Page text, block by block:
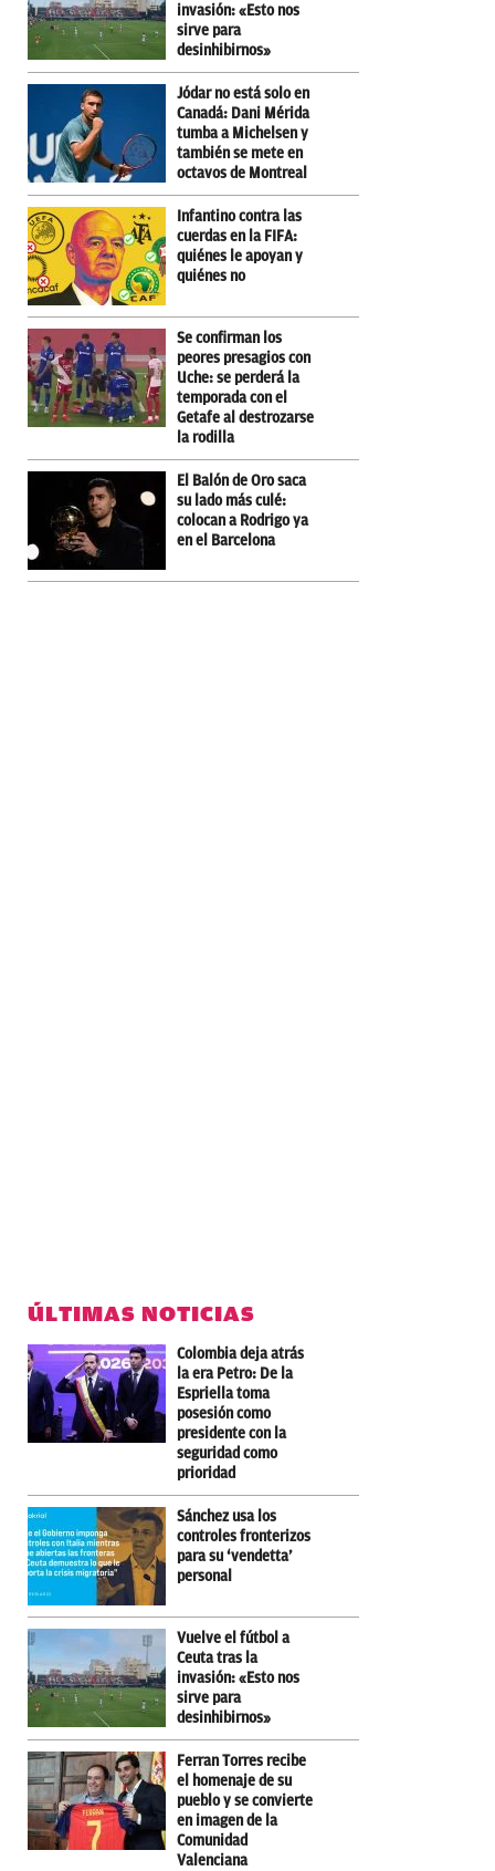
invasión: «Esto nos
sirve para
desinhibirnos»
Jódar no está solo en
Canadá: Dani Mérida
tumba a Michelsen y
también se mete en
octavos de Montreal
Infantino contra las
cuerdas en la FIFA:
quiénes le apoyan y
quiénes no
Se confirman los
peores presagios con
Uche: se perderá la
temporada con el
Getafe al destrozarse
la rodilla
El Balón de Oro saca
su lado más culé:
colocan a Rodrigo ya
en el Barcelona
ÚLTIMAS NOTICIAS
Colombia deja atrás
la era Petro: De la
Espriella toma
posesión como
presidente con la
seguridad como
prioridad
Sánchez usa los
controles fronterizos
para su ‘vendetta’
personal
Vuelve el fútbol a
Ceuta tras la
invasión: «Esto nos
sirve para
desinhibirnos»
Ferran Torres recibe
el homenaje de su
pueblo y se convierte
en imagen de la
Comunidad
Valenciana